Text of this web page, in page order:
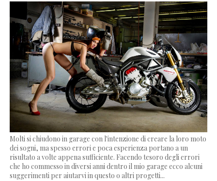
Molti si chiudono in garage con l'intenzione di creare la loro moto
dei sogni, ma spesso errori e poca esperienza portano a un
risultato a volte appena sufficiente. Facendo tesoro degli errori
che ho commesso in diversi anni dentro il mio garage ecco alcuni
suggerimenti per aiutarvi in questo o altri progetti...